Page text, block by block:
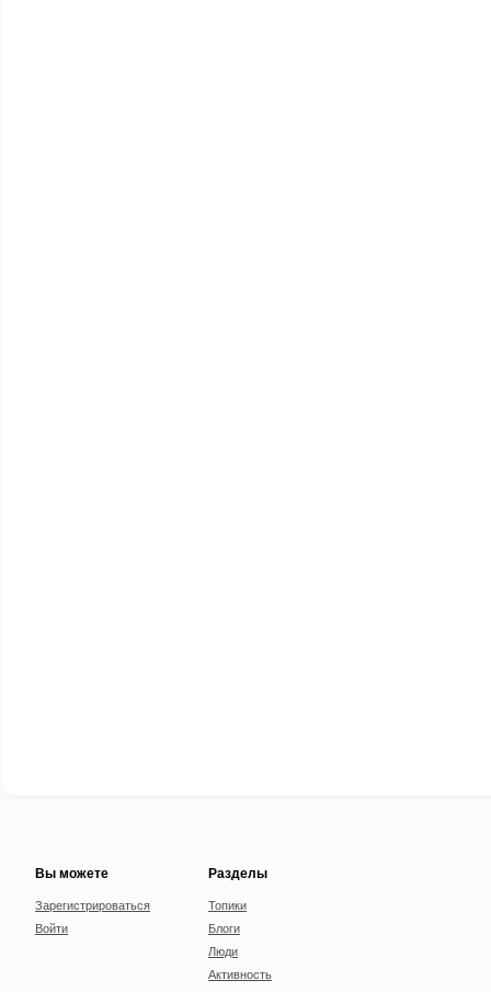
Вы можете
Зарегистрироваться
Войти
Разделы
Топики
Блоги
Люди
Активность